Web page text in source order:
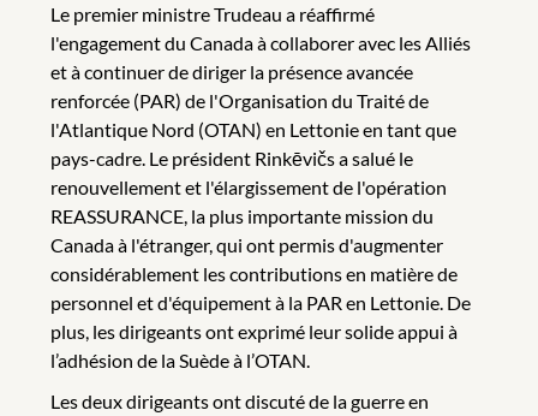
Le premier ministre Trudeau a réaffirmé
l'engagement du Canada à collaborer avec les Alliés
et à continuer de diriger la présence avancée
renforcée (PAR) de l'Organisation du Traité de
l'Atlantique Nord (OTAN) en Lettonie en tant que
pays-cadre. Le président Rinkēvičs a salué le
renouvellement et l'élargissement de l'opération
REASSURANCE, la plus importante mission du
Canada à l'étranger, qui ont permis d'augmenter
considérablement les contributions en matière de
personnel et d'équipement à la PAR en Lettonie. De
plus, les dirigeants ont exprimé leur solide appui à
l’adhésion de la Suède à l’OTAN.
Les deux dirigeants ont discuté de la guerre en